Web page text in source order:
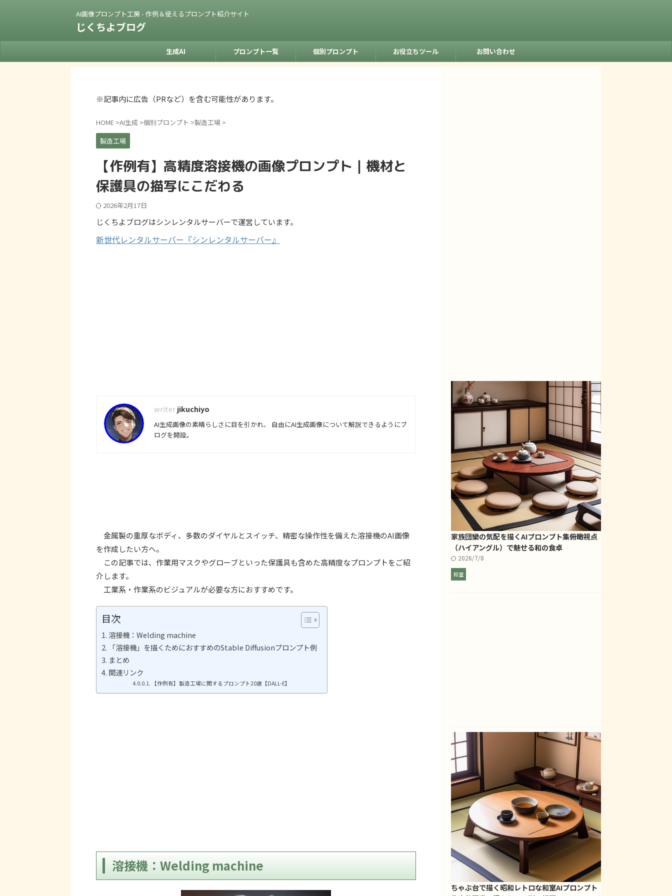
AI画像プロンプト工房 - 作例＆使えるプロンプト紹介サイト
じくちよブログ
生成AI プロンプト一覧 個別プロンプト お役立ちツール お問い合わせ
※記事内に広告（PRなど）を含む可能性があります。
HOME >AI生成 >個別プロンプト >製造工場 >
製造工場
【作例有】高精度溶接機の画像プロンプト｜機材と
保護具の描写にこだわる
2026年2月17日
じくちよブログはシンレンタルサーバーで運営しています。
新世代レンタルサーバー『シンレンタルサーバー』
jikuchiyo
AI生成画像の素晴らしさに目を引かれ、 自由にAI生成画像について解説できるようにブ
ログを開設。
金属製の重厚なボディ、多数のダイヤルとスイッチ、精密な操作性を備えた溶接機のAI画像
を作成したい方へ。
この記事では、作業用マスクやグローブといった保護具も含めた高精度なプロンプトをご紹
介します。
工業系・作業系のビジュアルが必要な方におすすめです。
目次
溶接機：Welding machine
「溶接機」を描くためにおすすめのStable Diffusionプロンプト例
まとめ
関連リンク
【作例有】製造工場に関するプロンプト20選【DALL-E】
溶接機：Welding machine
家族団欒の気配を描くAIプロンプト集――俯瞰視点
（ハイアングル）で魅せる和の食卓
2026/7/8
和室
ちゃぶ台で描く昭和レトロな和室AIプロンプト